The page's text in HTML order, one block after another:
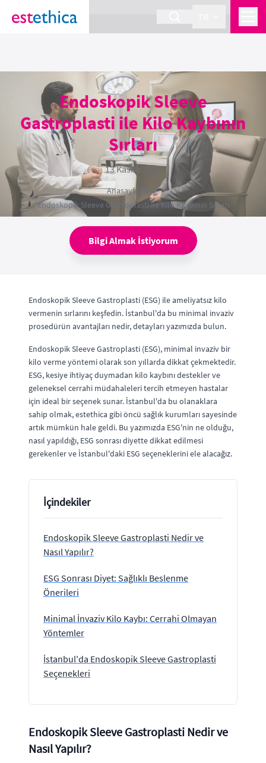
section Service {
Endoskopik Sleeve
Gastroplasti ile Kilo Kaybının
Sırları
13 Kasım 2025
Anasayfa Blog›
Endoskopik Sleeve Gastroplasti ile Kilo Kaybının Sırları
Bilgi Almak İstiyorum
Endoskopik Sleeve Gastroplasti (ESG) ile ameliyatsız kilo
vermenin sırlarını keşfedin. İstanbul'da bu minimal invaziv
prosedürün avantajları nedir, detayları yazımızda bulun.
Endoskopik Sleeve Gastroplasti (ESG), minimal invaziv bir
kilo verme yöntemi olarak son yıllarda dikkat çekmektedir.
ESG, kesiye ihtiyaç duymadan kilo kaybını destekler ve
geleneksel cerrahi müdahaleleri tercih etmeyen hastalar
için ideal bir seçenek sunar. İstanbul'da bu olanaklara
sahip olmak, estethica gibi öncü sağlık kurumları sayesinde
artık mümkün hale geldi. Bu yazımızda ESG'nin ne olduğu,
nasıl yapıldığı, ESG sonrası diyette dikkat edilmesi
gerekenler ve İstanbul'daki ESG seçeneklerini ele alacağız.
İçindekiler
Endoskopik Sleeve Gastroplasti Nedir ve
Nasıl Yapılır?
ESG Sonrası Diyet: Sağlıklı Beslenme
Önerileri
Minimal İnvaziv Kilo Kaybı: Cerrahi Olmayan
Yöntemler
İstanbul'da Endoskopik Sleeve Gastroplasti
Seçenekleri
Endoskopik Sleeve Gastroplasti Nedir ve
Nasıl Yapılır?